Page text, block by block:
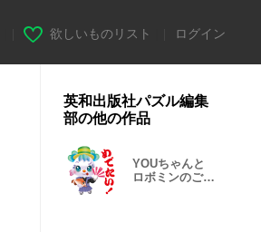
欲しいものリスト ログイン
英和出版社パズル編集
部の他の作品
YOUちゃんと
ロボミンのごあ